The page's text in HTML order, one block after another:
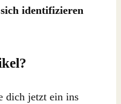
identifizieren
dich jetzt ein ins